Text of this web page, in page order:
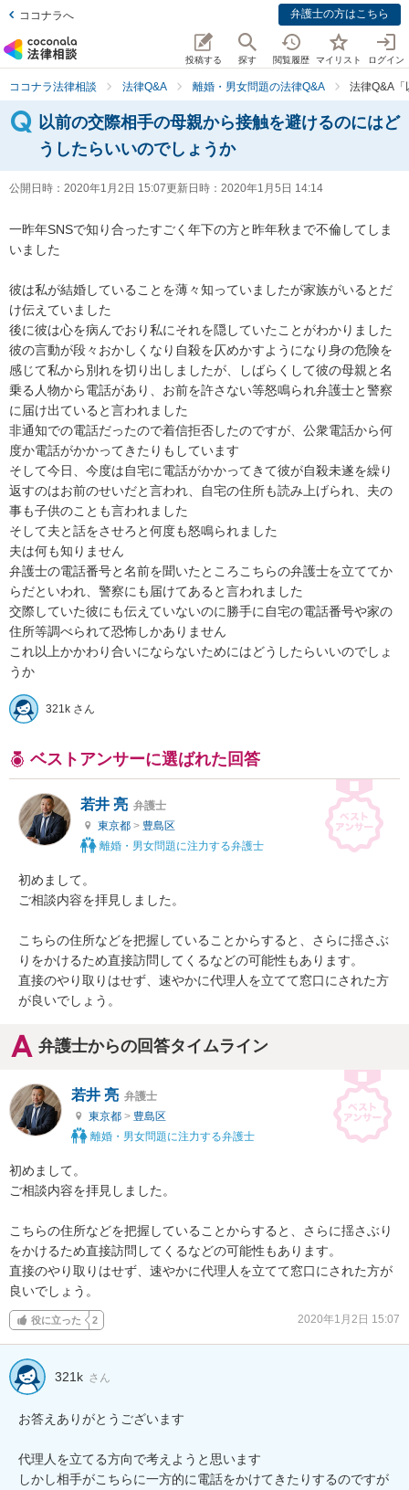
ココナラへ 弁護士の方はこちら
投稿する 探す 閲覧履歴 マイリスト ログイン
ココナラ法律相談 法律Q&A 離婚・男女問題の法律Q&A 法律Q&A
以前の交際相手の母親から接触を避けるのにはど
うしたらいいのでしょうか
公開日時： 2020年1月2日 15:07更新日時： 2020年1月5日 14:14
一昨年SNSで知り合ったすごく年下の方と昨年秋まで不倫してしま
いました
彼は私が結婚していることを薄々知っていましたが家族がいるとだ
け伝えていました
後に彼は心を病んでおり私にそれを隠していたことがわかりました
彼の言動が段々おかしくなり自殺を仄めかすようになり身の危険を
感じて私から別れを切り出しましたが、しばらくして彼の母親と名
乗る人物から電話があり、お前を許さない等怒鳴られ弁護士と警察
に届け出ていると言われました
非通知での電話だったので着信拒否したのですが、公衆電話から何
度か電話がかかってきたりもしています
そして今日、今度は自宅に電話がかかってきて彼が自殺未遂を繰り
返すのはお前のせいだと言われ、自宅の住所も読み上げられ、夫の
事も子供のことも言われました
そして夫と話をさせろと何度も怒鳴られました
夫は何も知りません
弁護士の電話番号と名前を聞いたところこちらの弁護士を立ててか
らだといわれ、警察にも届けてあると言われました
交際していた彼にも伝えていないのに勝手に自宅の電話番号や家の
住所等調べられて恐怖しかありません
これ以上かかわり合いにならないためにはどうしたらいいのでしょ
うか
321k さん
ベストアンサーに選ばれた回答
若井 亮 弁護士
東京都 > 豊島区
離婚・男女問題に注力する弁護士
初めまして。
ご相談内容を拝見しました。
こちらの住所などを把握していることからすると、さらに揺さぶ
りをかけるため直接訪問してくるなどの可能性もあります。
直接のやり取りはせず、速やかに代理人を立てて窓口にされた方
が良いでしょう。
弁護士からの回答タイムライン
若井 亮 弁護士
東京都 > 豊島区
離婚・男女問題に注力する弁護士
初めまして。
ご相談内容を拝見しました。
こちらの住所などを把握していることからすると、さらに揺さぶり
をかけるため直接訪問してくるなどの可能性もあります。
直接のやり取りはせず、速やかに代理人を立てて窓口にされた方が
良いでしょう。
役に立った 2 2020年1月2日 15:07
321k さん
お答えありがとうございます
代理人を立てる方向で考えようと思います
しかし相手がこちらに一方的に電話をかけてきたりするのですが